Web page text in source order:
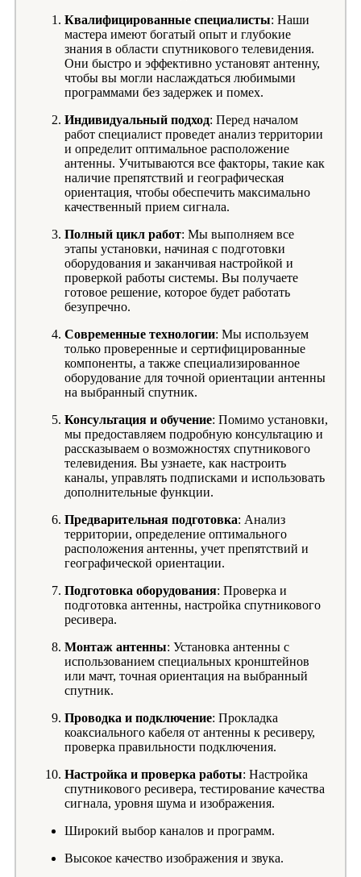
Квалифицированные специалисты: Наши
мастера имеют богатый опыт и глубокие
знания в области спутникового телевидения.
Они быстро и эффективно установят антенну,
чтобы вы могли наслаждаться любимыми
программами без задержек и помех.
Индивидуальный подход: Перед началом
работ специалист проведет анализ территории
и определит оптимальное расположение
антенны. Учитываются все факторы, такие как
наличие препятствий и географическая
ориентация, чтобы обеспечить максимально
качественный прием сигнала.
Полный цикл работ: Мы выполняем все
этапы установки, начиная с подготовки
оборудования и заканчивая настройкой и
проверкой работы системы. Вы получаете
готовое решение, которое будет работать
безупречно.
Современные технологии: Мы используем
только проверенные и сертифицированные
компоненты, а также специализированное
оборудование для точной ориентации антенны
на выбранный спутник.
Консультация и обучение: Помимо установки,
мы предоставляем подробную консультацию и
рассказываем о возможностях спутникового
телевидения. Вы узнаете, как настроить
каналы, управлять подписками и использовать
дополнительные функции.
Предварительная подготовка: Анализ
территории, определение оптимального
расположения антенны, учет препятствий и
географической ориентации.
Подготовка оборудования: Проверка и
подготовка антенны, настройка спутникового
ресивера.
Монтаж антенны: Установка антенны с
использованием специальных кронштейнов
или мачт, точная ориентация на выбранный
спутник.
Проводка и подключение: Прокладка
коаксиального кабеля от антенны к ресиверу,
проверка правильности подключения.
Настройка и проверка работы: Настройка
спутникового ресивера, тестирование качества
сигнала, уровня шума и изображения.
Широкий выбор каналов и программ.
Высокое качество изображения и звука.